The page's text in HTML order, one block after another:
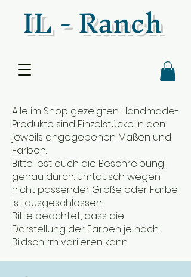
IL - Ranch
Alle im Shop gezeigten Handmade-
Produkte sind Einzelstücke in den
jeweils angegebenen Maßen und
Farben.
Bitte lest euch die Beschreibung
genau durch. Umtausch wegen
nicht passender Größe oder Farbe
ist ausgeschlossen.
Bitte beachtet, dass die
Darstellung der Farben je nach
Bildschirm variieren kann.